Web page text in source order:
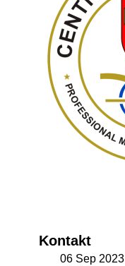
Kontakt
06 Sep 2023